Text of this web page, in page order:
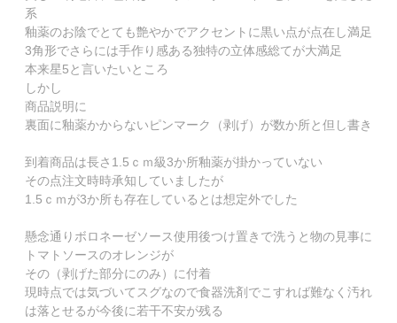
系
釉薬のお陰でとても艶やかでアクセントに黒い点が点在し満足
3角形でさらには手作り感ある独特の立体感総てが大満足
本来星5と言いたいところ
しかし
商品説明に
裏面に釉薬かからないピンマーク（剥げ）が数か所と但し書き
到着商品は長さ1.5ｃｍ級3か所釉薬が掛かっていない
その点注文時時承知していましたが
1.5ｃｍが3か所も存在しているとは想定外でした
懸念通りボロネーゼソース使用後つけ置きで洗うと物の見事に
トマトソースのオレンジが
その（剥げた部分にのみ）に付着
現時点では気づいてスグなので食器洗剤でこすれば難なく汚れ
は落とせるが今後に若干不安が残る